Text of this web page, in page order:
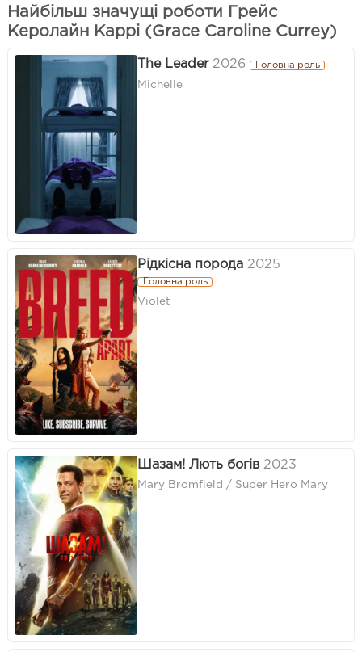
Найбільш значущі роботи Грейс
Керолайн Каррі (Grace Caroline Currey)
The Leader 2026 Головна роль
Michelle
Рідкісна порода 2025
Головна роль
Violet
Шазам! Лють богів 2023
Mary Bromfield / Super Hero Mary